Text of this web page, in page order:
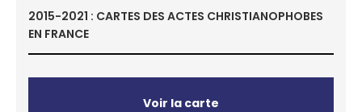
2015-2021 : CARTES DES ACTES CHRISTIANOPHOBES
EN FRANCE
Voir la carte